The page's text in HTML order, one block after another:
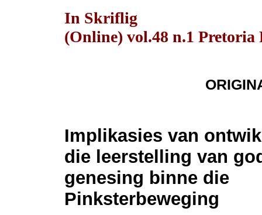
In Skriflig
(Online) vol.48 n.1 Pretoria
Implikasies van
die leerstelling van
genesing binne die
Pinksterbeweging